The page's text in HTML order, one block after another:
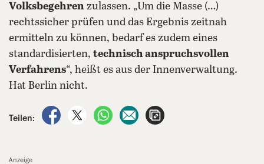
Volksbegehren zulassen. „Um die Masse (…)
rechtssicher prüfen und das Ergebnis zeitnah
ermitteln zu können, bedarf es zudem eines
standardisierten, technisch anspruchsvollen
Verfahrens“, heißt es aus der Innenverwaltung.
Hat Berlin nicht.
Teilen:
auf Facebook teilen
auf X teilenper WhatsApp teilen
per E-Mail teilen
Anzeige